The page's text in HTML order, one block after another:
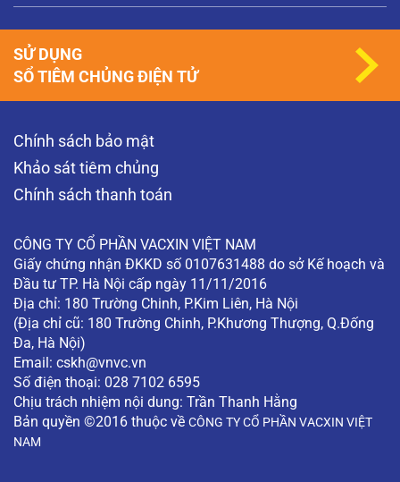
Chính sách bảo mật
Khảo sát tiêm chủng
Chính sách thanh toán
CÔNG TY CỔ PHẦN VACXIN VIỆT NAM
Giấy chứng nhận ĐKKD số 0107631488 do sở Kế hoạch và
Đầu tư TP. Hà Nội cấp ngày 11/11/2016
Địa chỉ: 180 Trường Chinh, P.Kim Liên, Hà Nội
(Địa chỉ cũ: 180 Trường Chinh, P.Khương Thượng, Q.Đống
Đa, Hà Nội)
Email: cskh@vnvc.vn
Số điện thoại: 028 7102 6595
Chịu trách nhiệm nội dung: Trần Thanh Hằng
Bản quyền ©2016 thuộc về CÔNG TY CỔ PHẦN VACXIN VIỆT
NAM
SỬ DỤNG
SỔ TIÊM CHỦNG ĐIỆN TỬ